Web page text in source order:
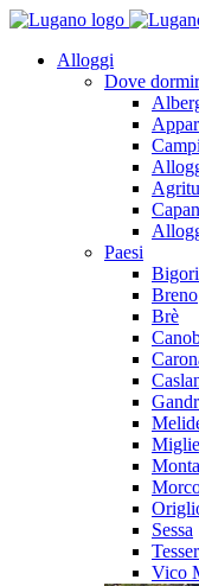
Alloggi
Dove
Paesi
Breno
Brè
Sessa
Vico